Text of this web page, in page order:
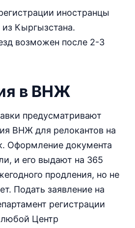
иностранцы
из Кыргызстана.
возможен после 2-3
в ВНЖ
предусматривают
ВНЖ для релокантов на
Оформление документа
и его выдают на 365
продления, но не
Подать заявление на
регистрации
любой Центр